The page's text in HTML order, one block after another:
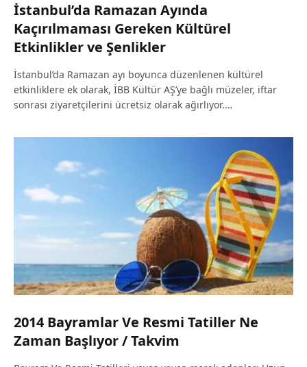
İstanbul’da Ramazan Ayında
Kaçırılmaması Gereken Kültürel
Etkinlikler ve Şenlikler
İstanbul’da Ramazan ayı boyunca düzenlenen kültürel
etkinliklere ek olarak, İBB Kültür AŞ’ye bağlı müzeler, iftar
sonrası ziyaretçilerini ücretsiz olarak ağırlıyor.…
2014 Bayramlar Ve Resmi Tatiller Ne
Zaman Başlıyor / Takvim